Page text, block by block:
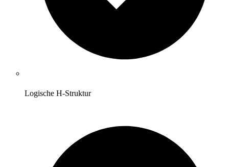
Logische H-Struktur